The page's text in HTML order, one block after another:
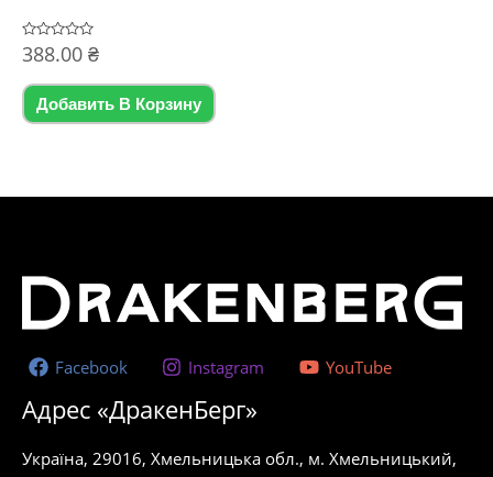
Оценка
0
5
388.00 ₴
Добавить В Корзину
Facebook Instagram YouTube
Адрес «ДракенБерг»
Україна, 29016, Хмельницька обл., м. Хмельницький,